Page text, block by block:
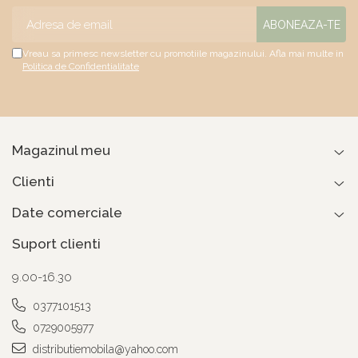
Vreau sa primesc newsletter cu promotiile magazinului. Afla mai multe in
Politica de Confidentialitate
Magazinul meu
Clienti
Date comerciale
Suport clienti
9.00-16.30
0377101513
0729005977
distributiemobila@yahoo.com